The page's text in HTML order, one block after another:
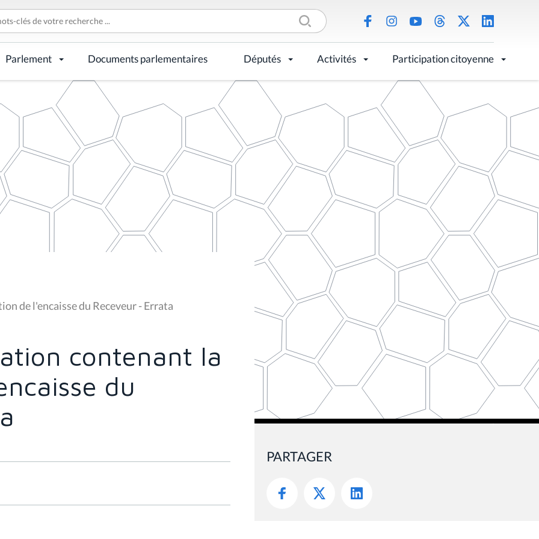
Parlement Documents parlementaires Députés Activités Participation citoyenne
de l'encaisse du Receveur - Errata
contenant la
du
PARTAGER